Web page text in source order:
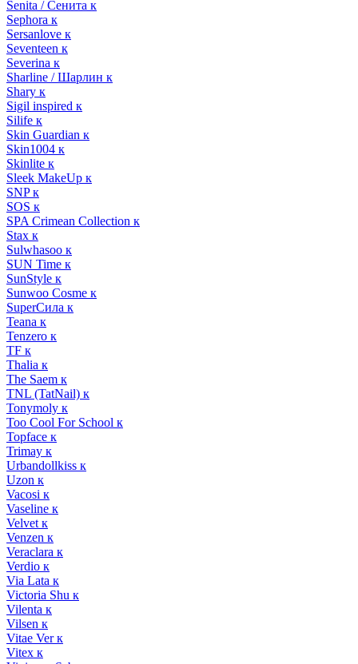
Senita / Сенита к
Sephora к
Sersanlove к
Seventeen к
Severina к
Sharline / Шарлин к
Shary к
Sigil inspired к
Silife к
Skin Guardian к
Skin1004 к
Skinlite к
Sleek MakeUp к
SNP к
SOS к
SPA Crimean Collection к
Stax к
Sulwhasoo к
SUN Time к
SunStyle к
Sunwoo Cosme к
SuperСила к
Teana к
Tenzero к
TF к
Thalia к
The Saem к
TNL (TatNail) к
Tonymoly к
Too Cool For School к
Topface к
Trimay к
Urbandollkiss к
Uzon к
Vacosi к
Vaseline к
Velvet к
Venzen к
Veraclara к
Verdio к
Via Lata к
Victoria Shu к
Vilenta к
Vilsen к
Vitae Ver к
Vitex к